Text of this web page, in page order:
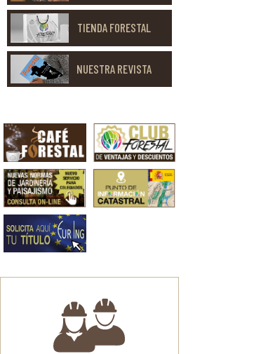
TIENDA FORESTAL
NUESTRA REVISTA